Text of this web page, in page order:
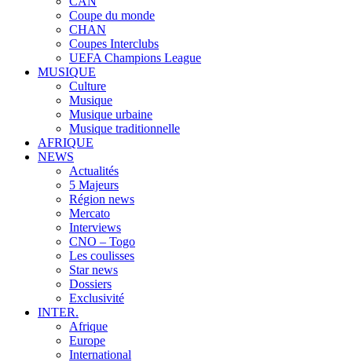
Coupe du monde
CHAN
Coupes Interclubs
UEFA Champions League
MUSIQUE
Culture
Musique
Musique urbaine
Musique traditionnelle
AFRIQUE
NEWS
Actualités
5 Majeurs
Région news
Mercato
Interviews
CNO – Togo
Les coulisses
Star news
Dossiers
Exclusivité
INTER.
Afrique
Europe
International